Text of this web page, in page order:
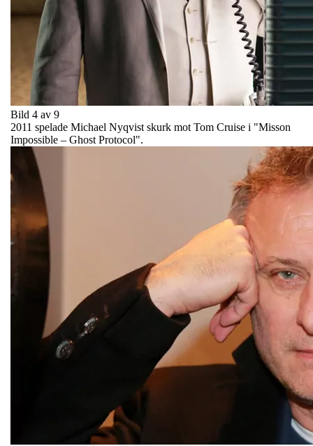
Bild 4 av 9
2011 spelade Michael Nyqvist skurk mot Tom Cruise i "Misson
Impossible – Ghost Protocol".